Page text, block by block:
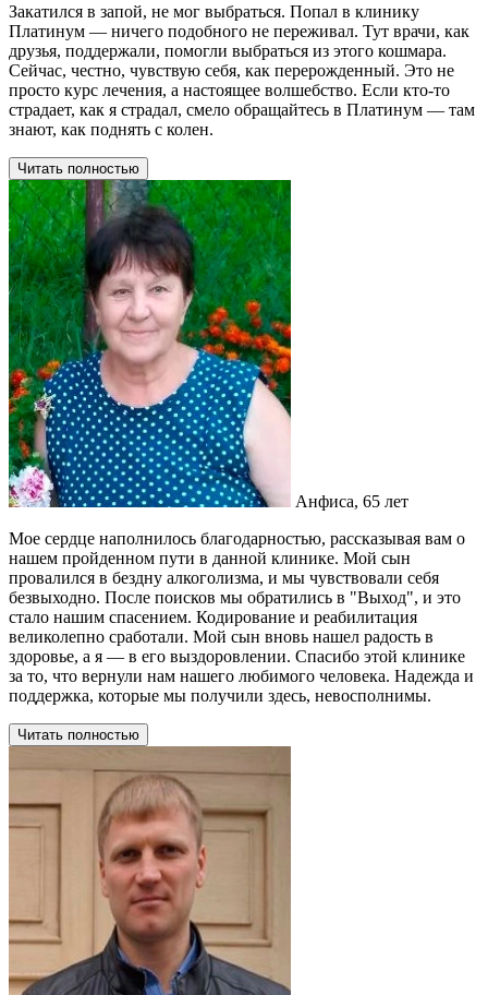
Закатился в запой, не мог выбраться. Попал в клинику
Платинум — ничего подобного не переживал. Тут врачи, как
друзья, поддержали, помогли выбраться из этого кошмара.
Сейчас, честно, чувствую себя, как перерожденный. Это не
просто курс лечения, а настоящее волшебство. Если кто-то
страдает, как я страдал, смело обращайтесь в Платинум — там
знают, как поднять с колен.
Читать полностью
Анфиса, 65 лет
Мое сердце наполнилось благодарностью, рассказывая вам о
нашем пройденном пути в данной клинике. Мой сын
провалился в бездну алкоголизма, и мы чувствовали себя
безвыходно. После поисков мы обратились в "Выход", и это
стало нашим спасением. Кодирование и реабилитация
великолепно сработали. Мой сын вновь нашел радость в
здоровье, а я — в его выздоровлении. Спасибо этой клинике
за то, что вернули нам нашего любимого человека. Надежда и
поддержка, которые мы получили здесь, невосполнимы.
Читать полностью